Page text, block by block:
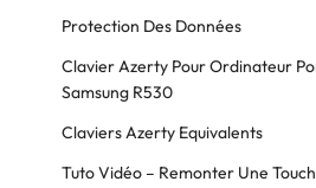
Protection Des Données
Clavier Azerty Pour Ordinateur
Samsung R530
Claviers Azerty Equivalents
Tuto Vidéo – Remonter Une